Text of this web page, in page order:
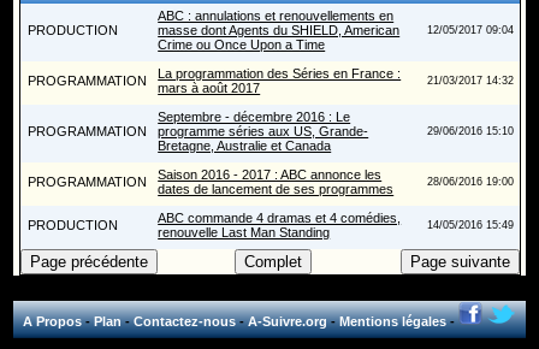
PRODUCTION
ABC : annulations et renouvellements en
masse dont Agents du SHIELD, American
Crime ou Once Upon a Time
12/05/2017 09:04
PROGRAMMATION
La programmation des Séries en France :
mars à août 2017
21/03/2017 14:32
PROGRAMMATION
Septembre - décembre 2016 : Le
programme séries aux US, Grande-
Bretagne, Australie et Canada
29/06/2016 15:10
PROGRAMMATION
Saison 2016 - 2017 : ABC annonce les
dates de lancement de ses programmes
28/06/2016 19:00
PRODUCTION
ABC commande 4 dramas et 4 comédies,
renouvelle Last Man Standing
14/05/2016 15:49
A Propos-Plan-Contactez-nous-A-Suivre.org-Mentions légales-